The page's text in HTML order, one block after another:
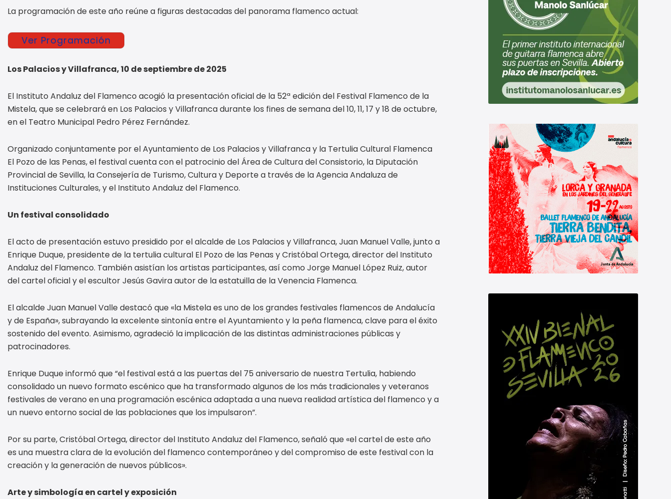
La programación de este año reúne a figuras destacadas del panorama flamenco actual:
Ver Programación
Los Palacios y Villafranca, 10 de septiembre de 2025
El Instituto Andaluz del Flamenco acogió la presentación oficial de la 52ª edición del Festival Flamenco de la
Mistela, que se celebrará en Los Palacios y Villafranca durante los fines de semana del 10, 11, 17 y 18 de octubre,
en el Teatro Municipal Pedro Pérez Fernández.
Organizado conjuntamente por el Ayuntamiento de Los Palacios y Villafranca y la Tertulia Cultural Flamenca
El Pozo de las Penas, el festival cuenta con el patrocinio del Área de Cultura del Consistorio, la Diputación
Provincial de Sevilla, la Consejería de Turismo, Cultura y Deporte a través de la Agencia Andaluza de
Instituciones Culturales, y el Instituto Andaluz del Flamenco.
Un festival consolidado
El acto de presentación estuvo presidido por el alcalde de Los Palacios y Villafranca, Juan Manuel Valle, junto a
Enrique Duque, presidente de la tertulia cultural El Pozo de las Penas y Cristóbal Ortega, director del Instituto
Andaluz del Flamenco. También asistían los artistas participantes, así como Jorge Manuel López Ruiz, autor
del cartel oficial y el escultor Jesús Gavira autor de la estatuilla de la Venencia Flamenca.
El alcalde Juan Manuel Valle destacó que «la Mistela es uno de los grandes festivales flamencos de Andalucía
y de España», subrayando la excelente sintonía entre el Ayuntamiento y la peña flamenca, clave para el éxito
sostenido del evento. Asimismo, agradeció la implicación de las distintas administraciones públicas y
patrocinadores.
Enrique Duque informó que “el festival está a las puertas del 75 aniversario de nuestra Tertulia, habiendo
consolidado un nuevo formato escénico que ha transformado algunos de los más tradicionales y veteranos
festivales de verano en una programación escénica adaptada a una nueva realidad artística del flamenco y a
un nuevo entorno social de las poblaciones que los impulsaron”.
Por su parte, Cristóbal Ortega, director del Instituto Andaluz del Flamenco, señaló que «el cartel de este año
es una muestra clara de la evolución del flamenco contemporáneo y del compromiso de este festival con la
creación y la generación de nuevos públicos».
Arte y simbología en cartel y exposición